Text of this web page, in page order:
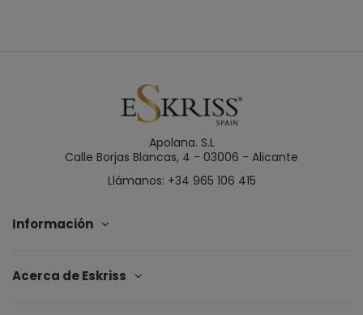
Apolana. S.L
Calle Borjas Blancas, 4 - 03006 - Alicante
Llámanos: +34 965 106 415
Información
Acerca de Eskriss